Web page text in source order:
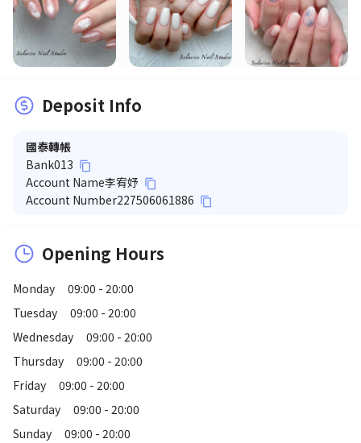
Deposit Info
國泰轉帳
Bank013 content_copy
Account Name李宥妤 content_copy
Account Number227506061886 content_copy
Opening Hours
Monday
09:00 - 20:00
Tuesday
09:00 - 20:00
Wednesday
09:00 - 20:00
Thursday
09:00 - 20:00
Friday
09:00 - 20:00
Saturday
09:00 - 20:00
Sunday
09:00 - 20:00